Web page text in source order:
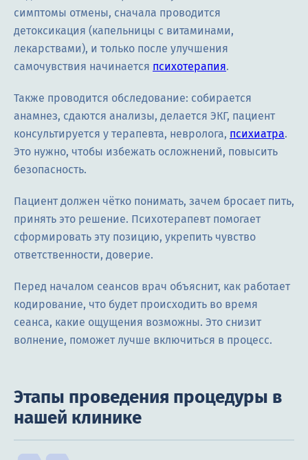
симптомы отмены, сначала проводится
детоксикация (капельницы с витаминами,
лекарствами), и только после улучшения
самочувствия начинается психотерапия.
Также проводится обследование: собирается
анамнез, сдаются анализы, делается ЭКГ, пациент
консультируется у терапевта, невролога, психиатра.
Это нужно, чтобы избежать осложнений, повысить
безопасность.
Пациент должен чётко понимать, зачем бросает пить,
принять это решение. Психотерапевт помогает
сформировать эту позицию, укрепить чувство
ответственности, доверие.
Перед началом сеансов врач объяснит, как работает
кодирование, что будет происходить во время
сеанса, какие ощущения возможны. Это снизит
волнение, поможет лучше включиться в процесс.
Этапы проведения процедуры в
нашей клинике